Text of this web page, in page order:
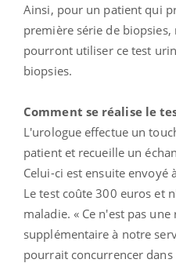
Ainsi, pour un patient qui
première série de biopsies,
pourront utiliser ce test
biopsies.
Comment se réalise le
L'urologue effectue un
patient et recueille un
Celui-ci est ensuite envoyé
Le test coûte 300 euros et
maladie. « Ce n'est pas
supplémentaire à notre
pourrait concurrencer